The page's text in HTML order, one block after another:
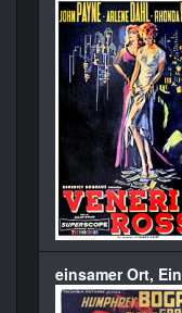
einsamer Ort, Ein